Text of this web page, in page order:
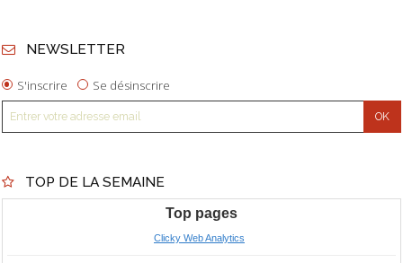
NEWSLETTER
S'inscrire Se désinscrire
TOP DE LA SEMAINE